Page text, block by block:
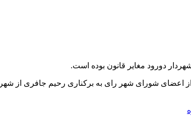
دورود مغایر قانون بوده است.